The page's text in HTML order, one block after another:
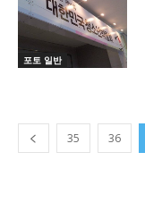
포토 일반
35 36